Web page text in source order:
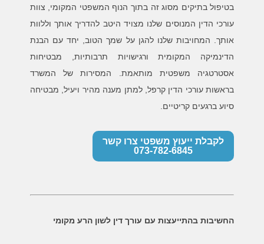
בטיפול בתיקים מסוג זה בתוך הנוף המשפטי המקומי, צוות
עורכי הדין המנוסים שלנו מצויד היטב להדריך אותך וללוות
אותך. המחויבות שלנו להגן על שמך הטוב, יחד עם הבנת
הדינמיקה המקומית ורגישויות תרבותיות, מבטיחות
אסטרטגיה משפטית מותאמת. המסירות של המשרד
בראשות עורכי הדין קרפל, למתן מענה מהיר ויעיל, מבטיחה
סיוע ברגעים קריטיים.
לקבלת ייעוץ משפטי צרו קשר
073-782-6845
החשיבות בהתייעצות עם עורך דין לשון הרע מקומי